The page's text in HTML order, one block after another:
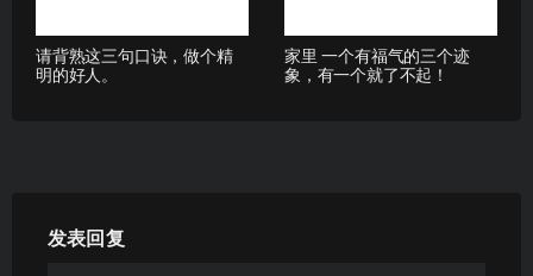
请背熟这三句口诀，做个精
明的好人。
家里 一个有福气的三个迹
象，有一个就了不起！
发表回复